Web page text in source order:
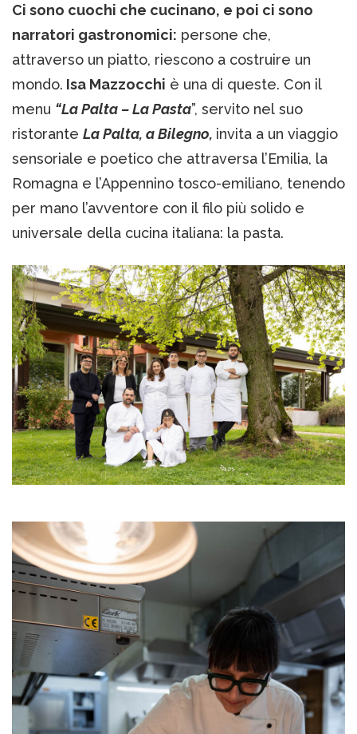
Ci sono cuochi che cucinano, e poi ci sono
narratori gastronomici: persone che,
attraverso un piatto, riescono a costruire un
mondo. Isa Mazzocchi è una di queste. Con il
menu “La Palta – La Pasta”, servito nel suo
ristorante La Palta, a Bilegno, invita a un viaggio
sensoriale e poetico che attraversa l’Emilia, la
Romagna e l’Appennino tosco-emiliano, tenendo
per mano l’avventore con il filo più solido e
universale della cucina italiana: la pasta.